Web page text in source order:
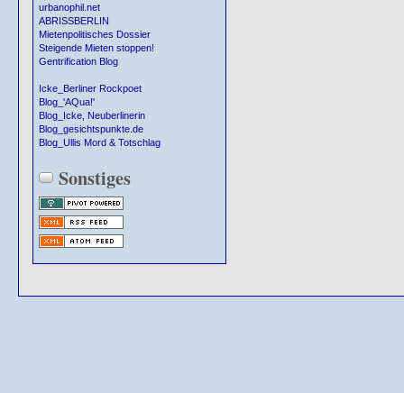
urbanophil.net
ABRISSBERLIN
Mietenpolitisches Dossier
Steigende Mieten stoppen!
Gentrification Blog
Icke_Berliner Rockpoet
Blog_'AQua!'
Blog_Icke, Neuberlinerin
Blog_gesichtspunkte.de
Blog_Ullis Mord & Totschlag
Sonstiges